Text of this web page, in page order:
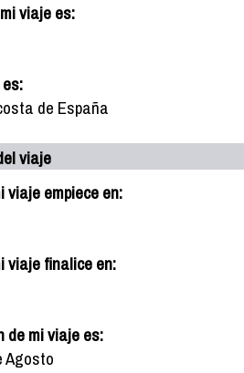
viaje es:
de España
viaje
viaje empiece en:
viaje finalice en:
de mi viaje es:
Agosto